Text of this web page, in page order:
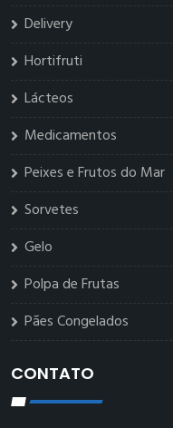
Delivery
Hortifruti
Lácteos
Medicamentos
Peixes e Frutos do Mar
Sorvetes
Gelo
Polpa de Frutas
Pães Congelados
CONTATO